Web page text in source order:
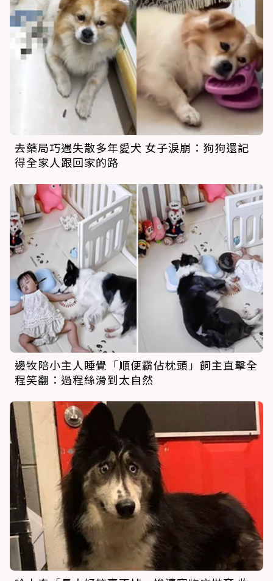
去藥局巧遇失散多年愛犬 女子淚崩：狗狗還記
得全家人跟回家的路
邊牧陪小主人睡覺「順便霸佔枕頭」飼主直擊全
程笑翻：過程絲滑到太自然